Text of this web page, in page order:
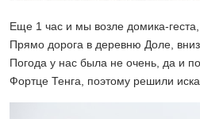
Еще 1 час и мы возле домика-геста,
Прямо дорога в деревню Доле,
Погода у нас была не очень, да и
Фортце Тенга, поэтому решили